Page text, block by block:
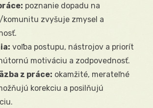
poznanie dopadu na
komunitu zvyšuje zmysel a
voľba postupu, nástrojov a priorít
motiváciu a zodpovednosť.
z práce: okamžité, merateľné
korekciu a posilňujú